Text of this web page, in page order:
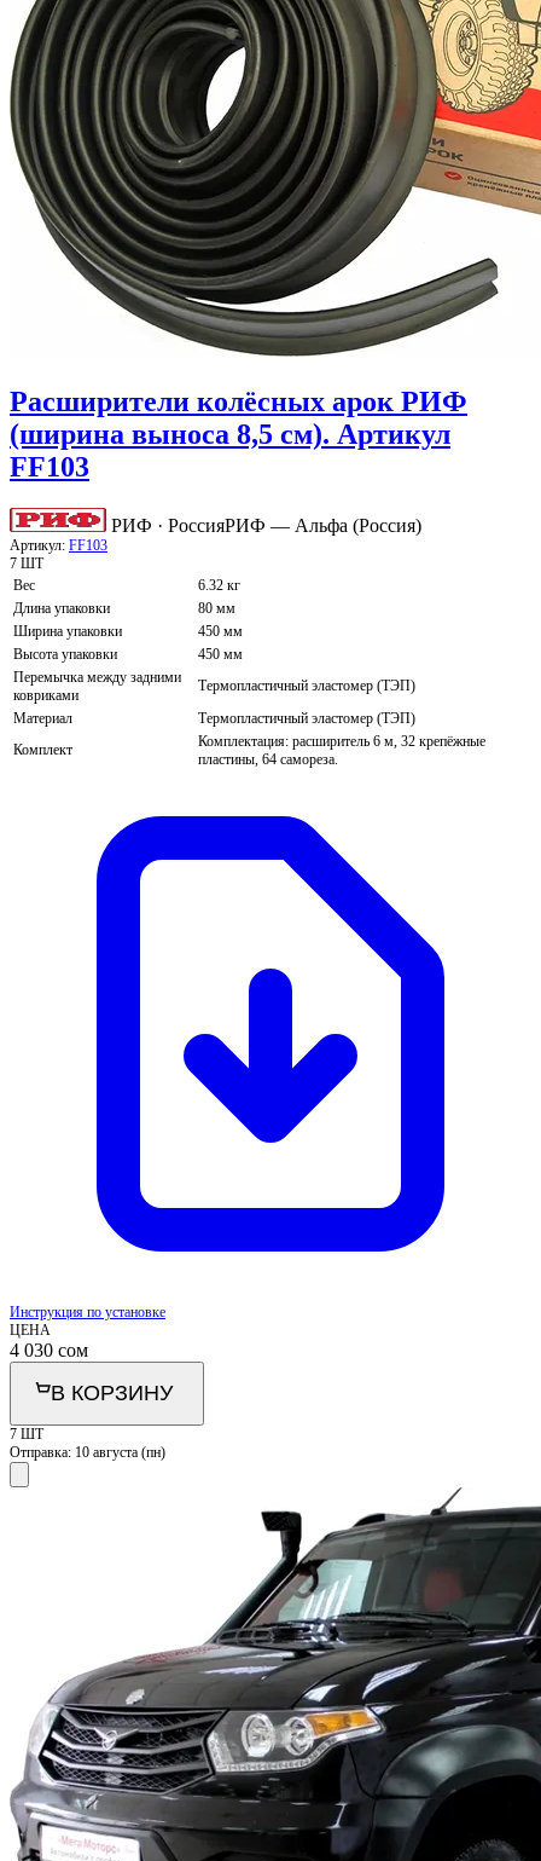
Расширители колёсных арок РИФ
(ширина выноса 8,5 см). Артикул
FF103
РИФ · РоссияРИФ — Альфа (Россия)
Артикул: FF103
7 ШТ
Вес
6.32 кг
Длина упаковки
80 мм
Ширина упаковки
450 мм
Высота упаковки
450 мм
Перемычка между задними
ковриками
Термопластичный эластомер (ТЭП)
Материал
Термопластичный эластомер (ТЭП)
Комплект
Комплектация: расширитель 6 м, 32 крепёжные
пластины, 64 самореза.
Инструкция по установке
ЦЕНА
4 030 сом
В КОРЗИНУ
7 ШТ
Отправка: 10 августа (пн)